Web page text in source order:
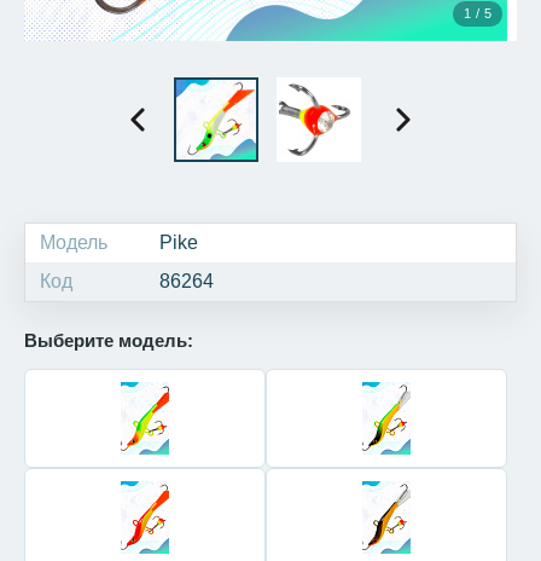
1 / 5
Модель
Pike
Код
86264
Выберите модель: